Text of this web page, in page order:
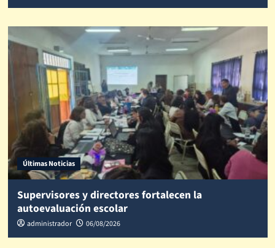
Últimas Noticias
Supervisores y directores fortalecen la
autoevaluación escolar
administrador 06/08/2026